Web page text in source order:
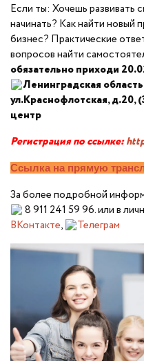
Если ты: Хочешь развивать
начинать? Как найти новый
бизнес? Практические
вопросов найти
обязательно приходи
Ленинградская
ул.Краснофлотская, д.20,
центр
Регистрация по ссылке:
Ссылка на прямую
За более подробной
8 911 241 59 96. или в
ВКонтакте, Телеграм